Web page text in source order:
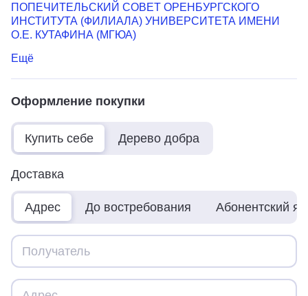
ПОПЕЧИТЕЛЬСКИЙ СОВЕТ ОРЕНБУРГСКОГО
ИНСТИТУТА (ФИЛИАЛА) УНИВЕРСИТЕТА ИМЕНИ
О.Е. КУТАФИНА (МГЮА)
Ещё
Оформление покупки
Купить себе Дерево добра
Доставка
Адрес До востребования Абонентский